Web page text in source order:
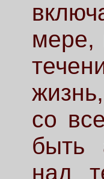
мере,
со
быть
над